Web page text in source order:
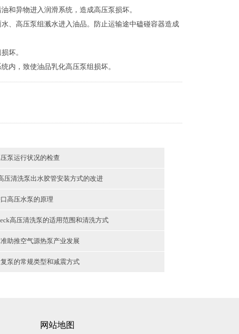
和异物进入润滑系统，造成高压泵损坏。
、高压泵组溅水进入油品。防止运输途中磕碰容器造成
坏。
内，致使油品乳化高压泵组损坏。
泵运行状况的检查
压清洗泵出水胶管安装方式的改进
高压水泵的原理
高压清洗泵的适用范围和清洗方式
助推空气源热泵产业发展
泵的常规类型和减震方式
网站地图